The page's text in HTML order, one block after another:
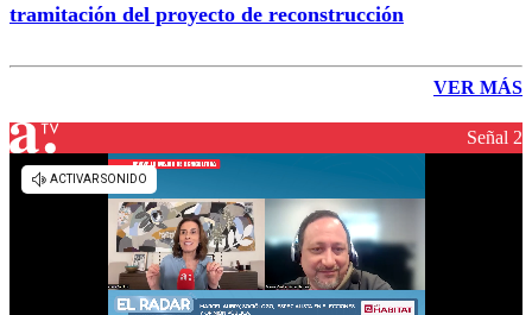
tramitación del proyecto de reconstrucción
VER MÁS
Señal 2